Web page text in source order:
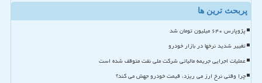
پربحث ترین ها
پژوپارس ۶۴۰ میلیون تومان شد
تغییر شدید نرخها در بازار خودرو
عملیات اجرایی جریمه مالیاتی شرکت ملی نفت متوقف شده است
چرا وقتی نرخ ارز می ریزد، قیمت خودرو جهش می کند؟